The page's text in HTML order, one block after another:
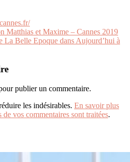
Matthias et Maxime – Cannes 2019
La Belle Epoque dans Aujourd’hui à
publier un commentaire.
les indésirables. En savoir plus
vos commentaires sont traitées.